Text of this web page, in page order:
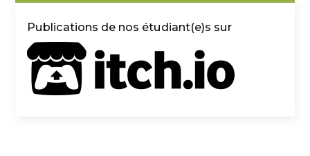
Publications de nos étudiant(e)s sur